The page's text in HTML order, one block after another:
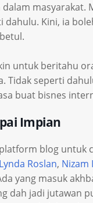
masyarakat.
dahulu. Kini, ia
untuk beritahu
Tidak seperti
buat bisnes
Impian
blog untuk
Lynda Roslan, Nizam
yang masuk
dah jadi jutawan